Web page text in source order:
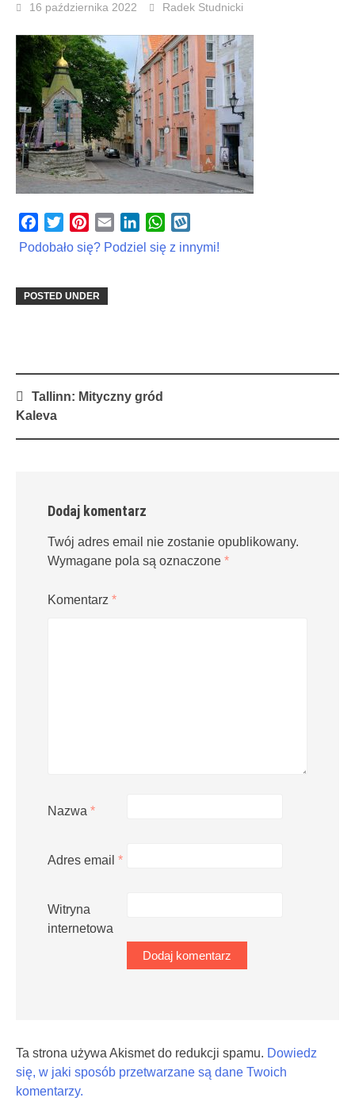
16 października 2022 Radek Studnicki
Facebook
TwitterPinterest
Email LinkedInWhatsApp
Podobało się? Podziel się z innymi!
POSTED UNDER
Post
navigation
Tallinn: Mityczny gród
Kaleva
Dodaj komentarz
Twój adres email nie zostanie opublikowany.
Wymagane pola są oznaczone *
Komentarz *
Nazwa *
Adres email *
Witryna
internetowa
Ta strona używa Akismet do redukcji spamu. Dowiedz
się, w jaki sposób przetwarzane są dane Twoich
komentarzy.